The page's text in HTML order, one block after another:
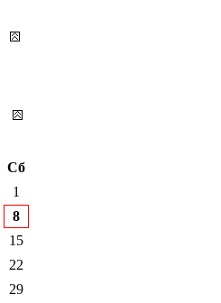
Сб
1
8
15
22
29